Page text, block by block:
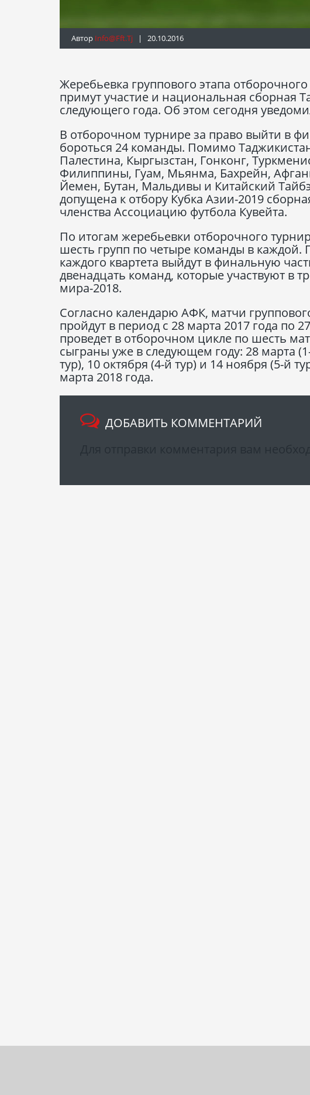
Автор Info@fft.tj | 20.10.2016
Жеребьевка группового этапа
примут участие и национальная сборная
следующего года. Об этом сегодня
В отборочном турнире за право выйти в
бороться 24 команды. Помимо
Палестина, Кыргызстан, Гонконг,
Филиппины, Гуам, Мьянма, Бахрейн,
Йемен, Бутан, Мальдивы и Китайский
допущена к отбору Кубка Азии-2019
членства Ассоциацию футбола Кувейта.
По итогам жеребьевки отборочного
шесть групп по четыре команды в каждой.
каждого квартета выйдут в финальную
двенадцать команд, которые участвуют в
мира-2018.
Согласно календарю АФК, матчи
пройдут в период с 28 марта 2017 года по
проведет в отборочном цикле по шесть
сыграны уже в следующем году: 28 марта
тур), 10 октября (4-й тур) и 14 ноября (5-й
марта 2018 года.
ДОБАВИТЬ КОММЕНТАРИЙ